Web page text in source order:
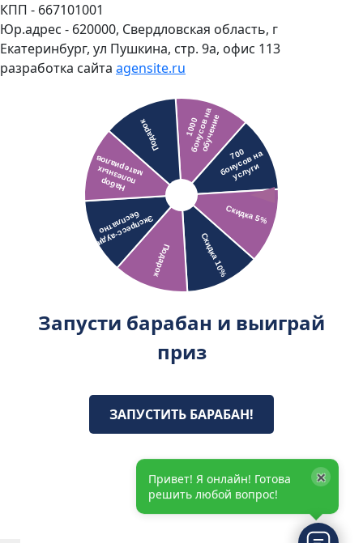
КПП - 667101001
Юр.адрес - 620000, Свердловская область, г
Екатеринбург, ул Пушкина, стр. 9а, офис 113
разработка сайта agensite.ru
Запусти барабан и выиграй
приз
ЗАПУСТИТЬ БАРАБАН!
Привет! Я онлайн! Готова
решить любой вопрос!
×